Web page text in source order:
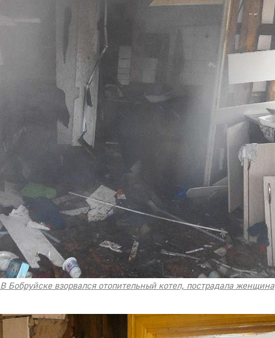
В Бобруйске взорвался отопительный котел, пострадала женщина